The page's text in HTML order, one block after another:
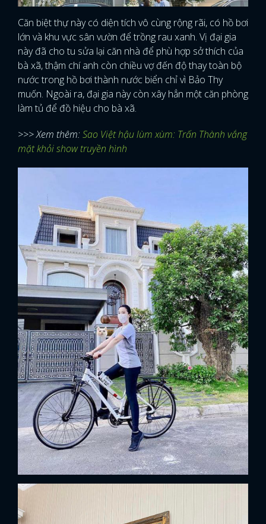
Căn biệt thự này có diện tích vô cùng rộng rãi, có hồ bơi
lớn và khu vực sân vườn để trồng rau xanh. Vị đại gia
này đã cho tu sửa lại căn nhà để phù hợp sở thích của
bà xã, thậm chí anh còn chiều vợ đến độ thay toàn bộ
nước trong hồ bơi thành nước biển chỉ vì Bảo Thy
muốn. Ngoài ra, đại gia này còn xây hẳn một căn phòng
làm tủ để đồ hiệu cho bà xã.
>>> Xem thêm:Sao Việt hậu lùm xùm: Trấn Thành vắng
mặt khỏi show truyền hình